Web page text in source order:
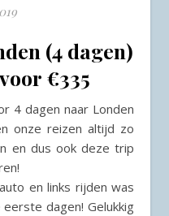
(4 dagen)
€335
onze reizen altijd zo
en dus ook deze trip
en links rijden was
dagen! Gelukkig